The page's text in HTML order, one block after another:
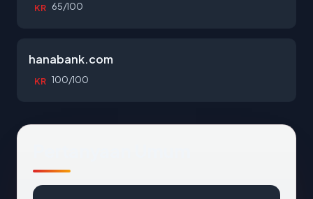
KR 65/100
hanabank.com
KR 100/100